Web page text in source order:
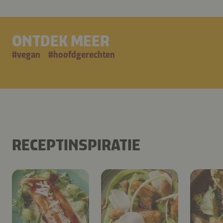
ONTDEK MEER
#vegan #hoofdgerechten
RECEPTINSPIRATIE